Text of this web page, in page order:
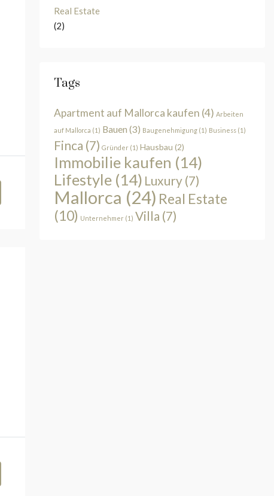
Real Estate
(2)
Tags
Apartment auf Mallorca kaufen (4) Arbeiten
auf Mallorca (1) Bauen (3) Baugenehmigung(1) Business(1)
Finca (7) Gründer(1) Hausbau (2)
Immobilie kaufen (14)
Lifestyle(14) Luxury(7)
Mallorca (24) Real Estate
(10) Unternehmer(1) Villa (7)